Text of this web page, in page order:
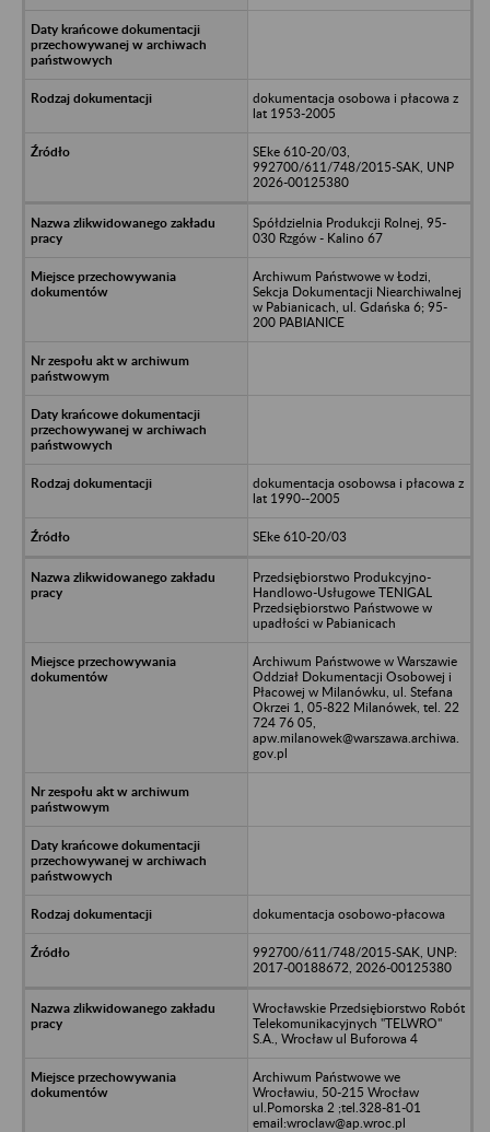
dokumentacja osobowa i płacowa z
lat 1953-2005
SEke 610-20/03,
992700/611/748/2015-SAK, UNP
2026-00125380
Spółdzielnia Produkcji Rolnej, 95-
030 Rzgów - Kalino 67
Archiwum Państwowe w Łodzi,
Sekcja Dokumentacji Niearchiwalnej
w Pabianicach, ul. Gdańska 6; 95-
200 PABIANICE
dokumentacja osobowsa i płacowa z
lat 1990--2005
SEke 610-20/03
Przedsiębiorstwo Produkcyjno-
Handlowo-Usługowe TENIGAL
Przedsiębiorstwo Państwowe w
upadłości w Pabianicach
Archiwum Państwowe w Warszawie
Oddział Dokumentacji Osobowej i
Płacowej w Milanówku, ul. Stefana
Okrzei 1, 05-822 Milanówek, tel. 22
724 76 05,
apw.milanowek@warszawa.archiwa.
gov.pl
dokumentacja osobowo-płacowa
992700/611/748/2015-SAK, UNP:
2017-00188672, 2026-00125380
Wrocławskie Przedsiębiorstwo Robót
Telekomunikacyjnych "TELWRO"
S.A., Wrocław ul Buforowa 4
Archiwum Państwowe we
Wrocławiu, 50-215 Wrocław
ul.Pomorska 2 ;tel.328-81-01
email:wroclaw@ap.wroc.pl